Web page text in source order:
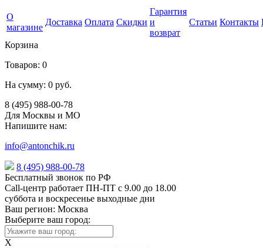
О
магазине
Доставка Оплата Скидки
Гарантия
и
возврат
Статьи Контакты
Корзина
Товаров: 0
На сумму: 0 руб.
8 (495) 988-00-78
Для Москвы и МО
Напишите нам:
info@antonchik.ru
8 (495) 988-00-78
Бесплатный звонок по РФ
Call-центр работает ПН-ПТ с 9.00 до 18.00
суббота и воскресенье выходные дни
Ваш регион: Москва
Выберите ваш город:
X